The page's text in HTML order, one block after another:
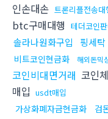
인손대손 트론리플전송대
btc구매대행 테더코인
솔라나원화구입 핑세탁
비트코인현금화 해외돈믹
코인비대면거래 코인
매입 usdt매입
가상화폐자금현금화 검